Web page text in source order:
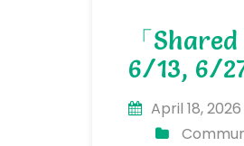
「
6/13, 6/
April 18, 2026